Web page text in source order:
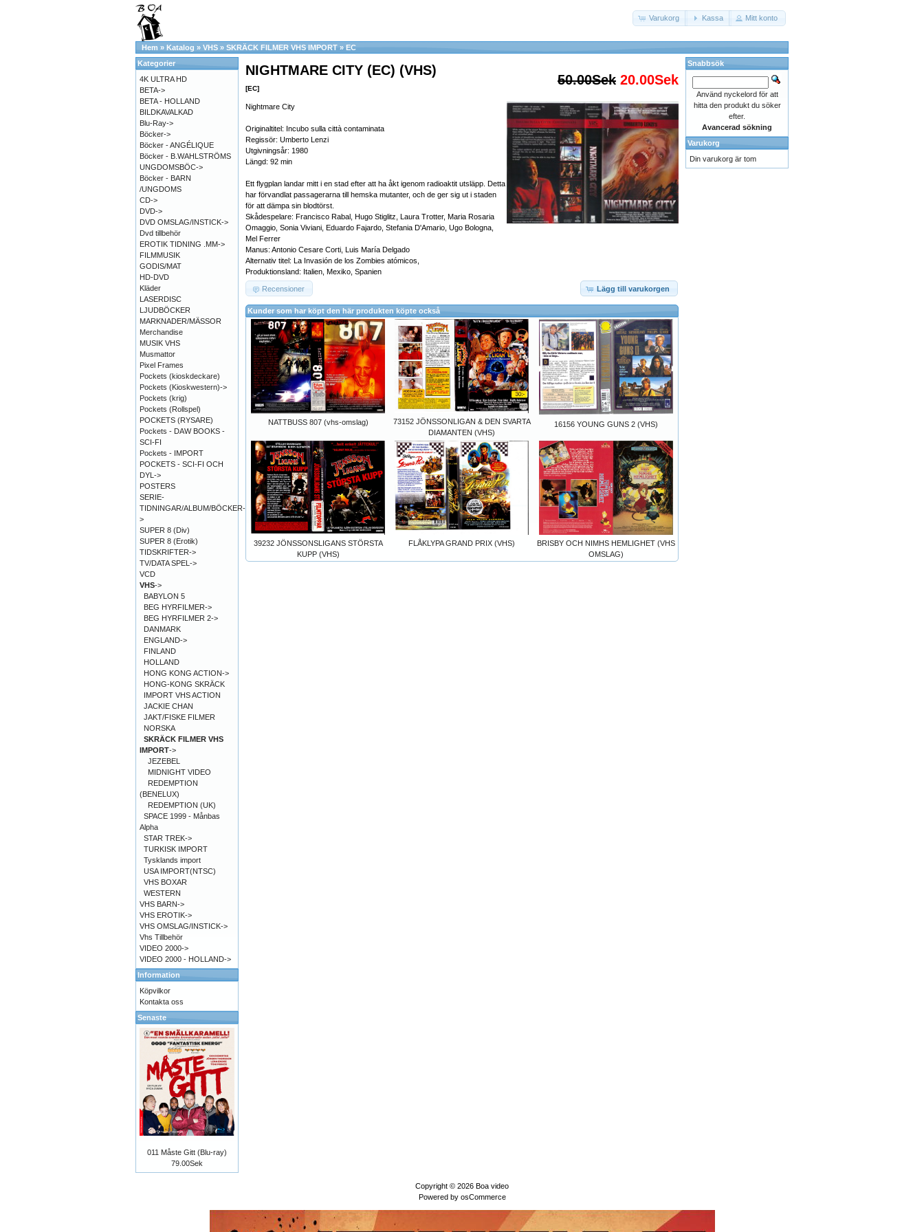
Varukorg Kassa Mitt konto
Hem » Katalog » VHS » SKRÄCK FILMER VHS IMPORT » EC
50.00Sek 20.00Sek
NIGHTMARE CITY (EC) (VHS)
[EC]
Nightmare City
Originaltitel: Incubo sulla città contaminata
Regissör: Umberto Lenzi
Utgivningsår: 1980
Längd: 92 min
Ett flygplan landar mitt i en stad efter att ha åkt igenom radioaktit utsläpp. Detta
har förvandlat passagerarna till hemska mutanter, och de ger sig ut i staden
för att dämpa sin blodtörst.
Skådespelare: Francisco Rabal, Hugo Stiglitz, Laura Trotter, Maria Rosaria
Omaggio, Sonia Viviani, Eduardo Fajardo, Stefania D'Amario, Ugo Bologna,
Mel Ferrer
Manus: Antonio Cesare Corti, Luis María Delgado
Alternativ titel: La Invasión de los Zombies atómicos,
Produktionsland: Italien, Mexiko, Spanien
Lägg till varukorgen
Recensioner
Kunder som har köpt den här produkten köpte också
NATTBUSS 807 (vhs-omslag)
73152 JÖNSSONLIGAN & DEN SVARTA
DIAMANTEN (VHS)
16156 YOUNG GUNS 2 (VHS)
39232 JÖNSSONSLIGANS STÖRSTA
KUPP (VHS)
FLÅKLYPA GRAND PRIX (VHS)
BRISBY OCH NIMHS HEMLIGHET (VHS
OMSLAG)
Kategorier
4K ULTRA HD
BETA->
BETA - HOLLAND
BILDKAVALKAD
Blu-Ray->
Böcker->
Böcker - ANGÉLIQUE
Böcker - B.WAHLSTRÖMS
UNGDOMSBÖC->
Böcker - BARN
/UNGDOMS
CD->
DVD->
DVD OMSLAG/INSTICK->
Dvd tillbehör
EROTIK TIDNING .MM->
FILMMUSIK
GODIS/MAT
HD-DVD
Kläder
LASERDISC
LJUDBÖCKER
MARKNADER/MÄSSOR
Merchandise
MUSIK VHS
Musmattor
Pixel Frames
Pockets (kioskdeckare)
Pockets (Kioskwestern)->
Pockets (krig)
Pockets (Rollspel)
POCKETS (RYSARE)
Pockets - DAW BOOKS -
SCI-FI
Pockets - IMPORT
POCKETS - SCI-FI OCH
DYL->
POSTERS
SERIE-
TIDNINGAR/ALBUM/BÖCKER-
>
SUPER 8 (Div)
SUPER 8 (Erotik)
TIDSKRIFTER->
TV/DATA SPEL->
VCD
VHS->
BABYLON 5
BEG HYRFILMER->
BEG HYRFILMER 2->
DANMARK
ENGLAND->
FINLAND
HOLLAND
HONG KONG ACTION->
HONG-KONG SKRÄCK
IMPORT VHS ACTION
JACKIE CHAN
JAKT/FISKE FILMER
NORSKA
SKRÄCK FILMER VHS
IMPORT->
JEZEBEL
MIDNIGHT VIDEO
REDEMPTION
(BENELUX)
REDEMPTION (UK)
SPACE 1999 - Månbas
Alpha
STAR TREK->
TURKISK IMPORT
Tysklands import
USA IMPORT(NTSC)
VHS BOXAR
WESTERN
VHS BARN->
VHS EROTIK->
VHS OMSLAG/INSTICK->
Vhs Tillbehör
VIDEO 2000->
VIDEO 2000 - HOLLAND->
Information
Köpvilkor
Kontakta oss
Senaste
011 Måste Gitt (Blu-ray)
79.00Sek
Snabbsök
Använd nyckelord för att
hitta den produkt du söker
efter.
Avancerad sökning
Varukorg
Din varukorg är tom
Copyright © 2026 Boa video
Powered by osCommerce